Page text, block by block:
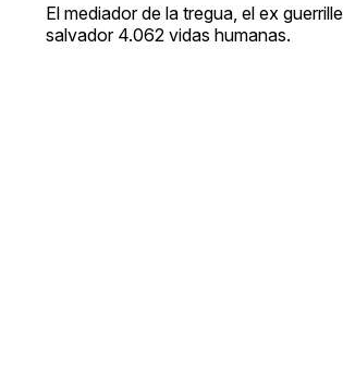
El mediador de la tregua, el ex
salvador 4.062 vidas humanas.